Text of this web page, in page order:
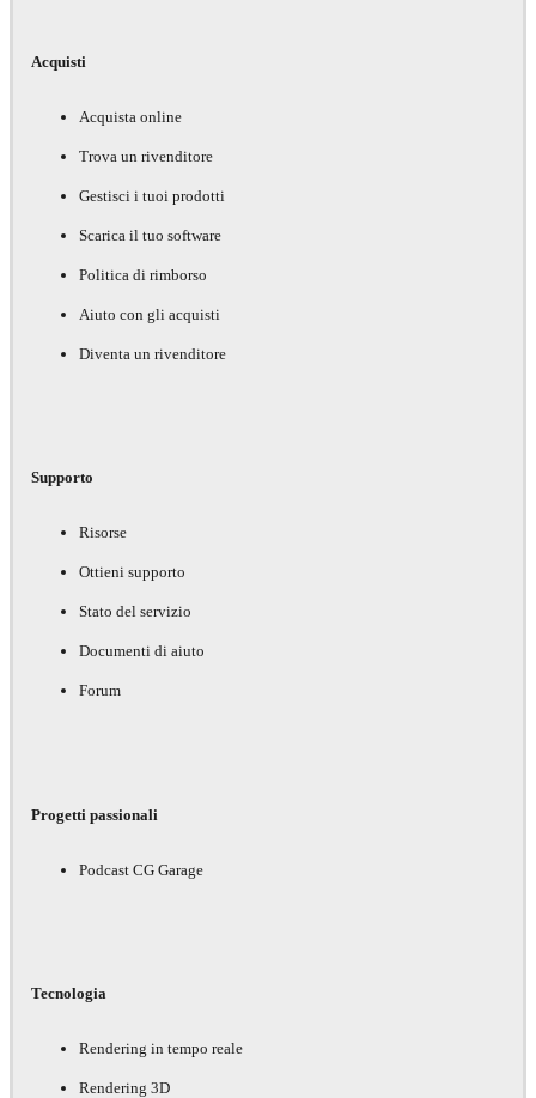
Acquisti
Acquista online
Trova un rivenditore
Gestisci i tuoi prodotti
Scarica il tuo software
Politica di rimborso
Aiuto con gli acquisti
Diventa un rivenditore
Supporto
Risorse
Ottieni supporto
Stato del servizio
Documenti di aiuto
Forum
Progetti passionali
Podcast CG Garage
Tecnologia
Rendering in tempo reale
Rendering 3D